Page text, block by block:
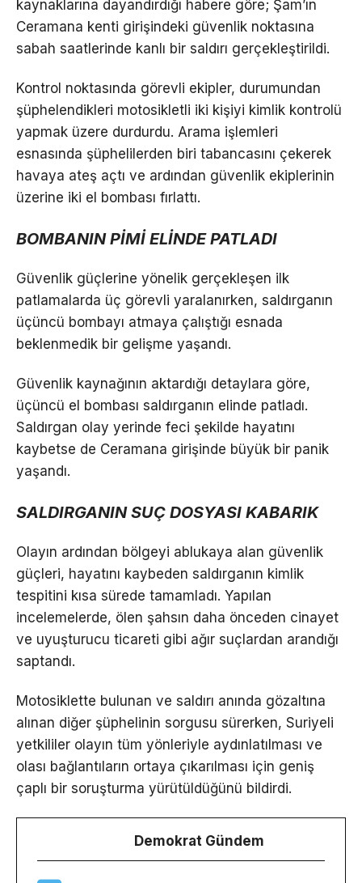
kaynaklarına dayandırdığı habere göre; Şam’ın
Ceramana kenti girişindeki güvenlik noktasına
sabah saatlerinde kanlı bir saldırı gerçekleştirildi.
Kontrol noktasında görevli ekipler, durumundan
şüphelendikleri motosikletli iki kişiyi kimlik kontrolü
yapmak üzere durdurdu. Arama işlemleri
esnasında şüphelilerden biri tabancasını çekerek
havaya ateş açtı ve ardından güvenlik ekiplerinin
üzerine iki el bombası fırlattı.
BOMBANIN PİMİ ELİNDE PATLADI
Güvenlik güçlerine yönelik gerçekleşen ilk
patlamalarda üç görevli yaralanırken, saldırganın
üçüncü bombayı atmaya çalıştığı esnada
beklenmedik bir gelişme yaşandı.
Güvenlik kaynağının aktardığı detaylara göre,
üçüncü el bombası saldırganın elinde patladı.
Saldırgan olay yerinde feci şekilde hayatını
kaybetse de Ceramana girişinde büyük bir panik
yaşandı.
SALDIRGANIN SUÇ DOSYASI KABARIK
Olayın ardından bölgeyi ablukaya alan güvenlik
güçleri, hayatını kaybeden saldırganın kimlik
tespitini kısa sürede tamamladı. Yapılan
incelemelerde, ölen şahsın daha önceden cinayet
ve uyuşturucu ticareti gibi ağır suçlardan arandığı
saptandı.
Motosiklette bulunan ve saldırı anında gözaltına
alınan diğer şüphelinin sorgusu sürerken, Suriyeli
yetkililer olayın tüm yönleriyle aydınlatılması ve
olası bağlantıların ortaya çıkarılması için geniş
çaplı bir soruşturma yürütüldüğünü bildirdi.
Demokrat Gündem